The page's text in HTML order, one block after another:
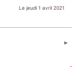
Le jeudi 1 avril 2021
courante) ►